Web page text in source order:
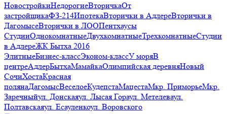
НовостройкиНедорогиеВторичкаОт
застройщикаФЗ-214ИпотекаВторички в АдлереВторички в
ДагомысеВторички в ЛООПентхаусы
СтудииОднокомнатныеДвухкомнатныеТрехкомнатныеСтудии
в АдлереЖК Бытха 2016
ЭлитныеБизнес-классЭконом-классУ моряВ
центреАдлерБытхаМамайкаОлимпийская деревняНовый
СочиХостаКрасная
полянаДагомысВеселоеКудепстаМацестаМкр. ПриморьеМкр.
Заречныйул. Донскаяул. Лысая Гораул. Метелеваул.
Полтавскаяул. Есауленкоул. Воровского